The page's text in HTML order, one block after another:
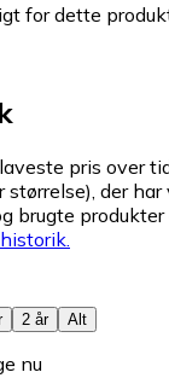
for dette
pris over
størrelse), der
brugte produkter
2 år Alt
nu